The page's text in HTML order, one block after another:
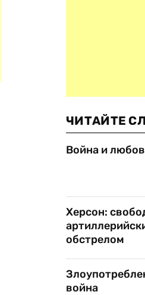
ЧИТАЙТЕ
Война и
Херсон:
обстрелом
война